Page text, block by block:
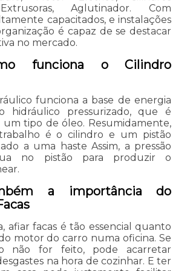
Aglutinador. Com
capacitados, e instalações
é capaz de se destacar
no mercado.
funciona o Cilindro
funciona a base de energia
hidráulico pressurizado, que é
tipo de óleo. Resumidamente,
é o cilindro e um pistão
a uma haste Assim, a pressão
no pistão para produzir o
a importância do
afiar facas é tão essencial quanto
motor do carro numa oficina. Se
não for feito, pode acarretar
na hora de cozinhar. E ter